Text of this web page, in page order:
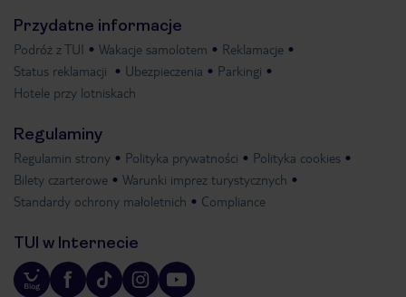
Przydatne informacje
Podróż z TUI Wakacje samolotem
Reklamacje
Status reklamacji
Ubezpieczenia
Parkingi
Hotele przy lotniskach
Regulaminy
Regulamin strony Polityka prywatności
Polityka cookies
Bilety czarterowe
Warunki imprez turystycznych
Standardy ochrony małoletnich
Compliance
TUI w Internecie